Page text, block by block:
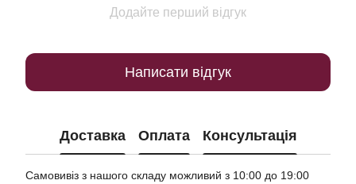
Додайте перший відгук
Написати відгук
Доставка Оплата Консультація
Самовивіз з нашого складу можливий з 10:00 до 19:00